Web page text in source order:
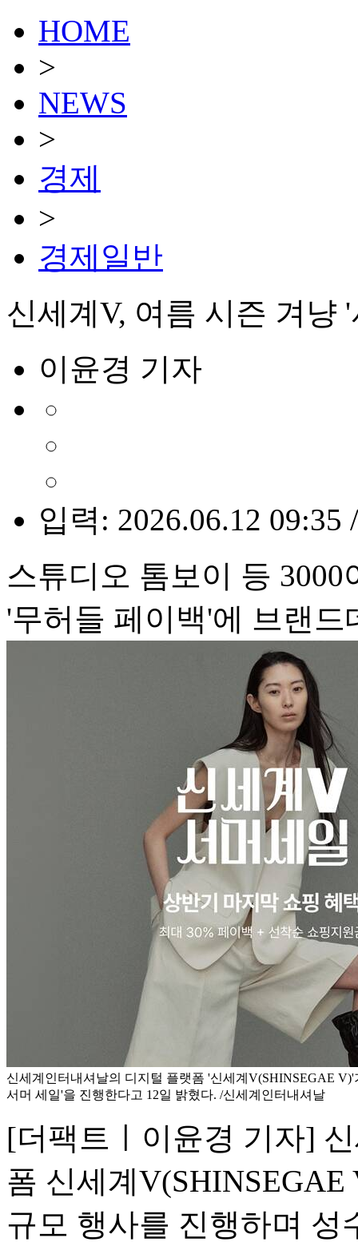
HOME
>
NEWS
>
경제
>
경제일반
신세계V, 여름 시즌 겨냥
이윤경 기자
입력: 2026.06.12 09:35
스튜디오 톰보이 등
'무허들 페이백'에 브랜드
신세계인터내셔날의 디지털 플랫폼 '신세계V(SHINSEGAE
서머 세일'을 진행한다고 12일 밝혔다. /신세계인터내셔날
[더팩트ㅣ이윤경 기자]
폼 신세계
규모 행사를 진행하며 성